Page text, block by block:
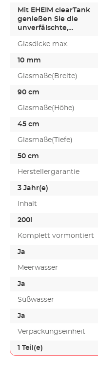
Mit EHEIM clearTank
genießen Sie die
unverfälschte,
Farbenpracht im
Glasdicke max.
10 mm
Glasmaße(Breite)
90 cm
Glasmaße(Höhe)
45 cm
Glasmaße(Tiefe)
50 cm
Herstellergarantie
3 Jahr(e)
Inhalt
200l
Komplett vormontiert
Ja
Meerwasser
Ja
Süßwasser
Ja
Verpackungseinheit
1 Teil(e)